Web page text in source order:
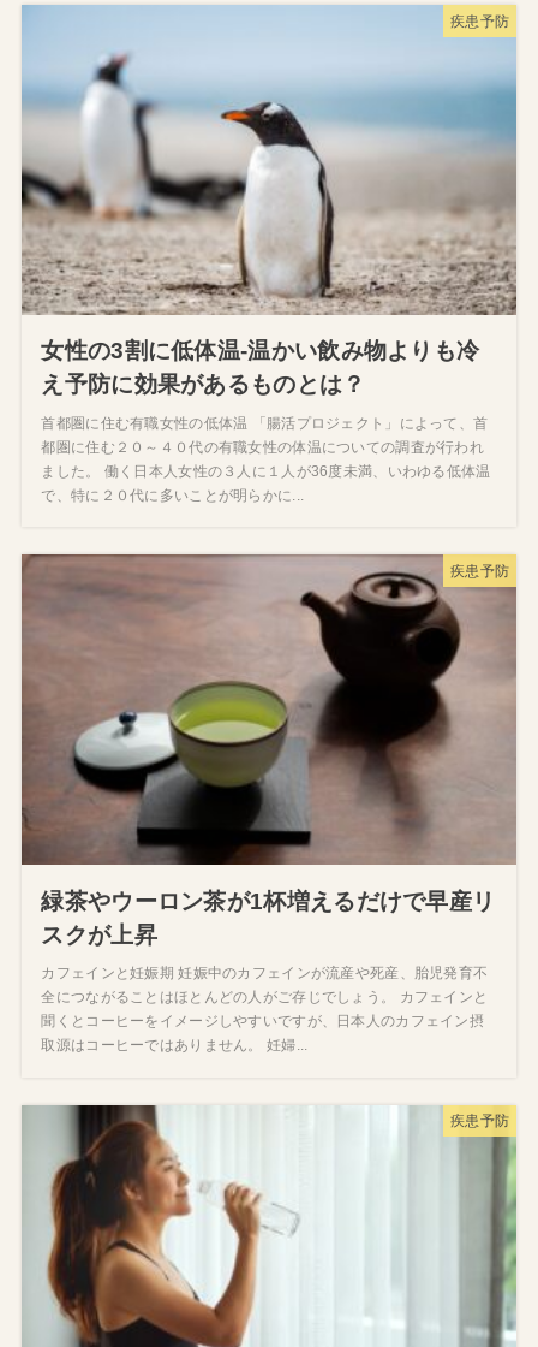
疾患予防
女性の3割に低体温‐温かい飲み物よりも冷
え予防に効果があるものとは？
首都圏に住む有職女性の低体温 「腸活プロジェクト」によって、首
都圏に住む２０～４０代の有職女性の体温についての調査が行われ
ました。 働く日本人女性の３人に１人が36度未満、いわゆる低体温
で、特に２０代に多いことが明らかに...
疾患予防
緑茶やウーロン茶が1杯増えるだけで早産リ
スクが上昇
カフェインと妊娠期 妊娠中のカフェインが流産や死産、胎児発育不
全につながることはほとんどの人がご存じでしょう。 カフェインと
聞くとコーヒーをイメージしやすいですが、日本人のカフェイン摂
取源はコーヒーではありません。 妊婦...
疾患予防